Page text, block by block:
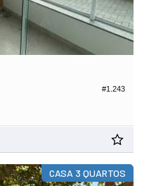
#1.243
CASA 3 QUARTOS